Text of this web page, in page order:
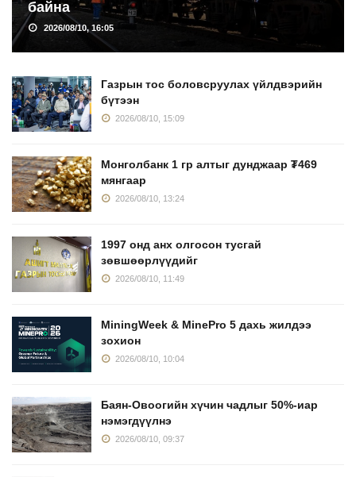
байна
2026/08/10, 16:05
Газрын тос боловсруулах үйлдвэрийн
бүтээн
2026/08/10, 15:09
Монголбанк 1 гр алтыг дунджаар ₮469
мянгаар
2026/08/10, 13:24
1997 онд анх олгосон тусгай
зөвшөөрлүүдийг
2026/08/10, 11:49
MiningWeek & MinePro 5 дахь жилдээ
зохион
2026/08/10, 10:04
Баян-Овоогийн хүчин чадлыг 50%-иар
нэмэгдүүлнэ
2026/08/10, 09:37